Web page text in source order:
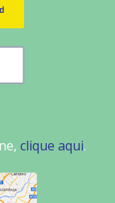
clique aqui.